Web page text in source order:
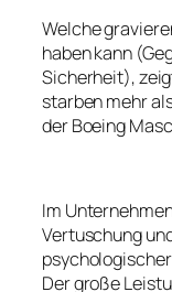
Welche
haben kann
Sicherheit),
starben mehr
der Boeing
Im
Vertuschung
Der große